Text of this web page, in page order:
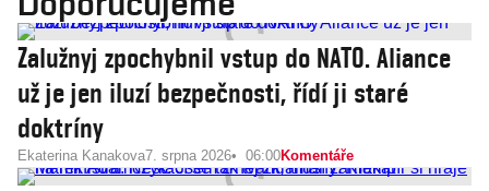
Zalužnyj zpochybnil vstup do NATO. Aliance
už je jen iluzí bezpečnosti, řídí ji staré
doktríny
Ekaterina Kanakova7. srpna 2026 06:00Komentáře